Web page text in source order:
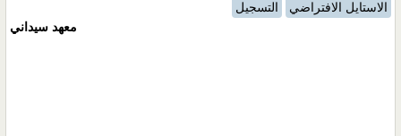
الاستايل الافتراضي
التسجيل
معهد سيداني